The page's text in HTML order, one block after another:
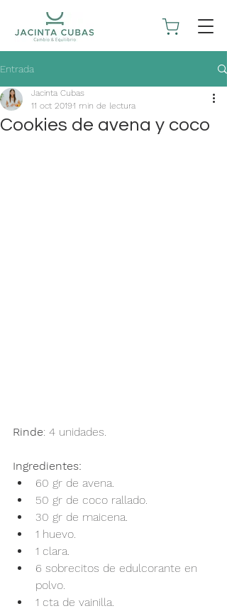
Entrada
Cookies de avena y coco
Jacinta Cubas
11 oct 20191 min de lectura
Rinde: 4 unidades.
Ingredientes:
60 gr de avena.
50 gr de coco rallado.
30 gr de maicena.
1 huevo.
1 clara.
6 sobrecitos de edulcorante en
polvo.
1 cta de vainilla.